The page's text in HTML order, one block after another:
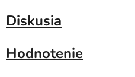
Diskusia
Hodnotenie